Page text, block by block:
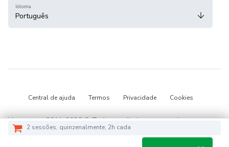
2 sessões, quinzenalmente, 2h cada
Idioma
Português
Central de ajuda Termos Privacidade Cookies
Hotmart — 2011-2026 © Todos os direitos reservados.